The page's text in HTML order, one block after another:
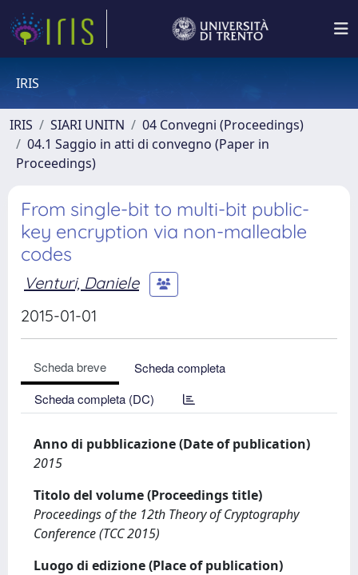
IRIS
IRIS SIARI UNITN
04 Convegni (Proceedings)
04.1 Saggio in atti di convegno (Paper in
Proceedings)
From single-bit to multi-bit public-
key encryption via non-malleable
codes
Venturi, Daniele
2015-01-01
Scheda breve
Scheda completa
Scheda completa (DC)
Anno di pubblicazione (Date of publication)
2015
Titolo del volume (Proceedings title)
Proceedings of the 12th Theory of Cryptography
Conference (TCC 2015)
Luogo di edizione (Place of publication)